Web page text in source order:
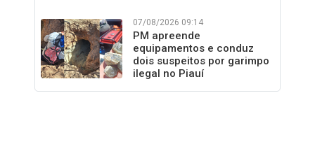
07/08/2026 09:14
PM apreende
equipamentos e conduz
dois suspeitos por garimpo
ilegal no Piauí